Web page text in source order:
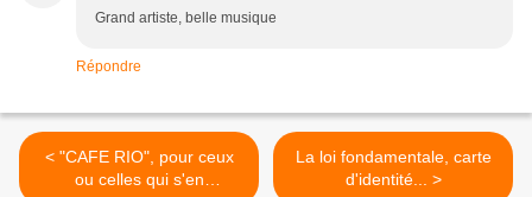
Grand artiste, belle musique
Répondre
< "CAFE RIO", pour ceux
ou celles qui s'en
La loi fondamentale, carte
d'identité... >